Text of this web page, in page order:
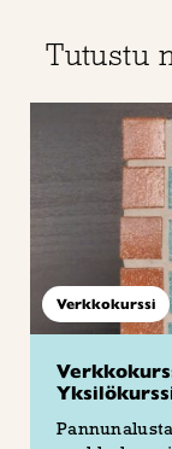
Tutustu
Verkkokurssi